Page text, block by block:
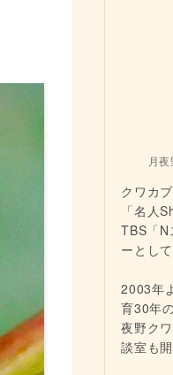
月
クワカ
「名人
TBS「N
ーとし
2003年
育30年
夜野ク
談室も